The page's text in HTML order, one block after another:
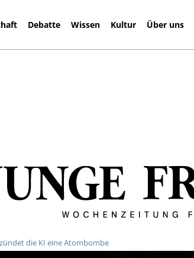
Debatte Wissen Kultur Über uns
die KI eine Atombombe